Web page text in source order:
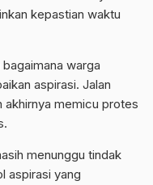
kepastian waktu
warga
aspirasi. Jalan
akhirnya memicu protes
menunggu tindak
aspirasi yang